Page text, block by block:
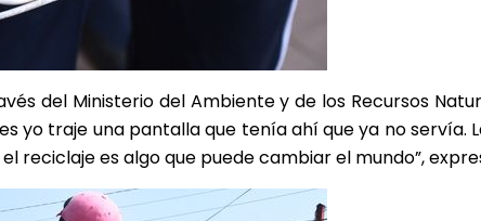
del Ministerio del Ambiente y de los Recursos
yo traje una pantalla que tenía ahí que ya no servía.
reciclaje es algo que puede cambiar el mundo”,